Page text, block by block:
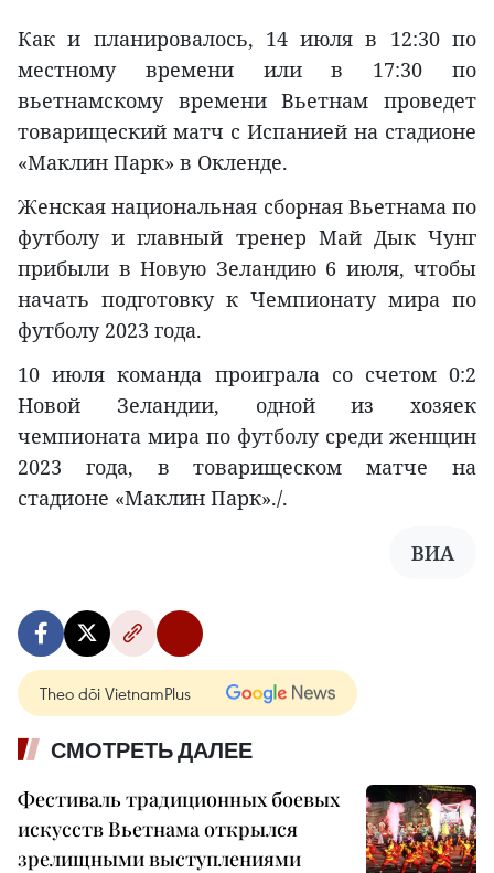
Как и планировалось, 14 июля в 12:30 по
местному времени или в 17:30 по
вьетнамскому времени Вьетнам проведет
товарищеский матч с Испанией на стадионе
«Маклин Парк» в Окленде.
Женская национальная сборная Вьетнама по
футболу и главный тренер Май Дык Чунг
прибыли в Новую Зеландию 6 июля, чтобы
начать подготовку к Чемпионату мира по
футболу 2023 года.
10 июля команда проиграла со счетом 0:2
Новой Зеландии, одной из хозяек
чемпионата мира по футболу среди женщин
2023 года, в товарищеском матче на
стадионе «Маклин Парк»./.
ВИА
Theo dõi VietnamPlus
СМОТРЕТЬ ДАЛЕЕ
Фестиваль традиционных боевых
искусств Вьетнама открылся
зрелищными выступлениями